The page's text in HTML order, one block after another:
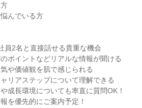
んでいる方
員2名と直接話せる貴重な機会
ポイントなどリアルな情報が聞ける
や価値観を肌で感じられる
リアステップについて理解できる
成長環境についても率直に質問OK！
を優先的にご案内予定！